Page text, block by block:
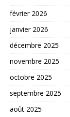
février 2026
janvier 2026
décembre 2025
novembre 2025
octobre 2025
septembre 2025
août 2025